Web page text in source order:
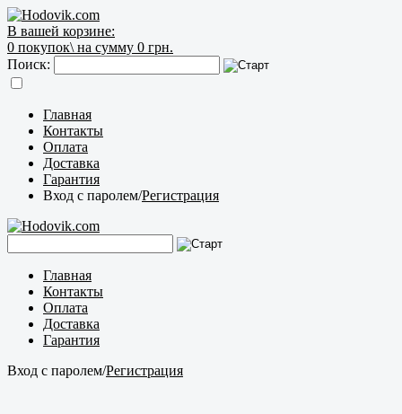
В вашей корзине:
0 покупок\ на сумму 0 грн.
Поиск:
Главная
Контакты
Оплата
Доставка
Гарантия
Вход с паролем/Регистрация
Главная
Контакты
Оплата
Доставка
Гарантия
Вход с паролем/Регистрация